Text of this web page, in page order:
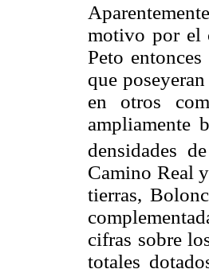
motivo por el
Peto
que
en otros
ampliamente
densidades
Camino Real
tierras,
cifras sobre
totales